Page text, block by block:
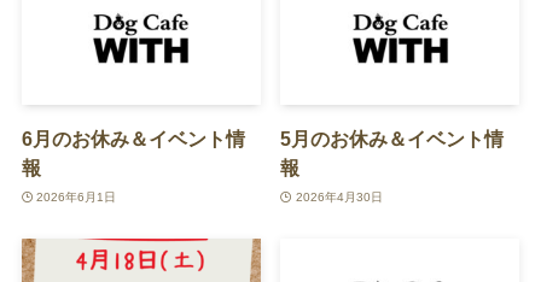
6月のお休み＆イベント情
報
2026年6月1日
5月のお休み＆イベント情
報
2026年4月30日